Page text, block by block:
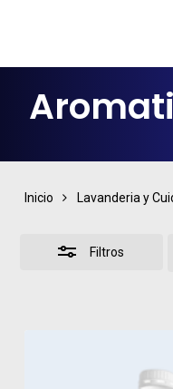
main
content
Inicio Lavanderia y
Filtros